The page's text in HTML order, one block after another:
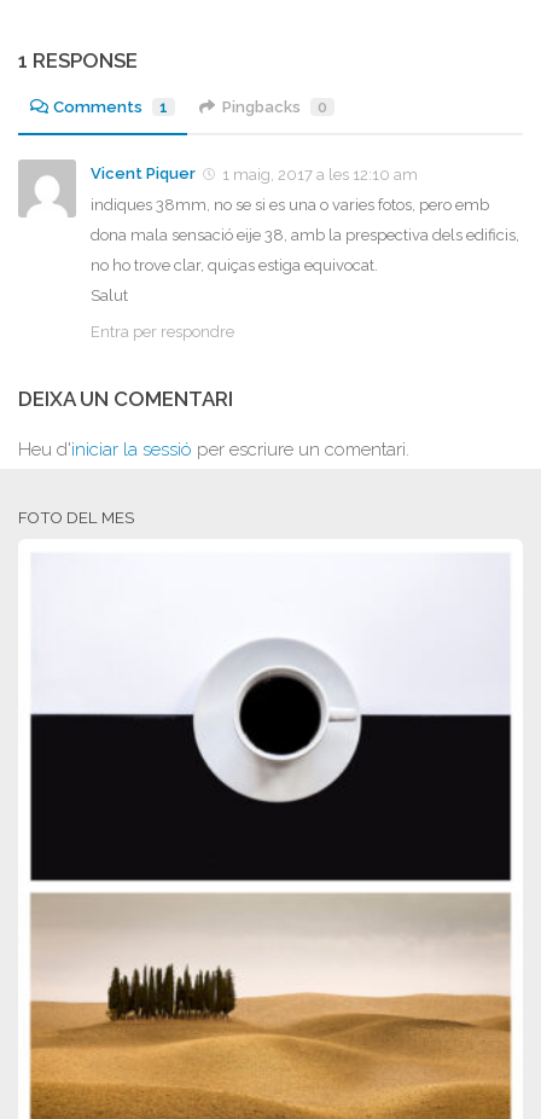
1 RESPONSE
Comments 1 Pingbacks 0
Vicent Piquer
1 maig, 2017 a les 12:10 am
indiques 38mm, no se si es una o varies fotos, pero emb
dona mala sensació eije 38, amb la prespectiva dels edificis,
no ho trove clar, quiças estiga equivocat.
Salut
Entra per respondre
DEIXA UN COMENTARI
Heu d'iniciar la sessió per escriure un comentari.
FOTO DEL MES